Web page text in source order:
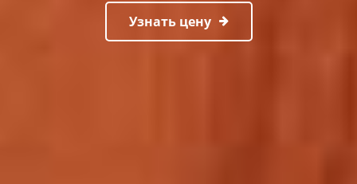
Узнать цену